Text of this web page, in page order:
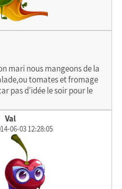
mari nous mangeons de la
tomates et fromage
pas d'idée le soir pour le
Val
06-03 12:28:05